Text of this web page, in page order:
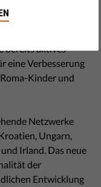
bereits aktives
eine Verbesserung
Kinder und
Netzwerke
Ungarn,
Irland. Das neue
der
Entwicklung